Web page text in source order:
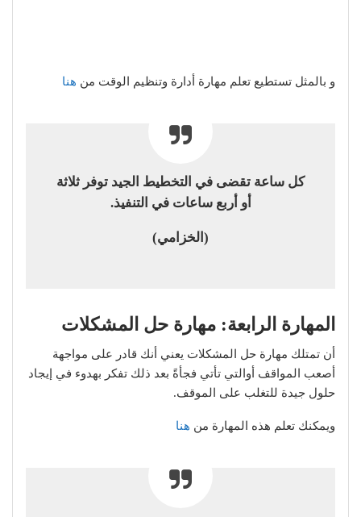
و بالمثل تستطيع تعلم مهارة أدارة وتنظيم الوقت من هنا
كل ساعة تقضى في التخطيط الجيد توفر ثلاثة
أو أربع ساعات في التنفيذ.
(الخزامي)
المهارة الرابعة: مهارة حل المشكلات
أن تمتلك مهارة حل المشكلات يعني أنك قادر على مواجهة
أصعب المواقف أوالتي تأتي فجأةً بعد ذلك تفكر بهدوء في إيجاد
حلول جيدة للتغلب على الموقف.
ويمكنك تعلم هذه المهارة من هنا